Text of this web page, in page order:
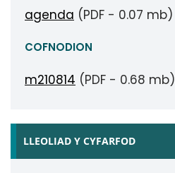
agenda (PDF - 0.07 mb)
COFNODION
m210814 (PDF - 0.68 mb)
LLEOLIAD Y CYFARFOD